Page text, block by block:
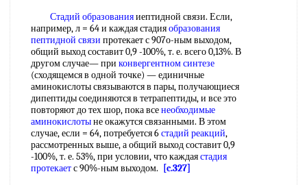
Стадий образованияиептидной связи. Если,
например, л = 64 и каждая стадияобразования
пептидной связи протекает с 907о-ным выходом,
общий выход составит 0,9 -100%, т. е. всего 0,13%. В
другом случае— при конвергентном синтезе
(сходящемся в одной точке) — единичные
аминокислоты связываются в пары, получающиеся
дипептиды соединяются в тетрапептиды, и все это
повторяют до тех шор, пока всенеобходимые
аминокислотыне окажутся связанными. В этом
случае, если = 64, потребуется 6стадий реакций,
рассмотренных выше, а общий выход составит 0,9
-100%, т. е. 53%, при условии, что каждаястадия
протекаетс 90%-ным выходом.
[c.327]